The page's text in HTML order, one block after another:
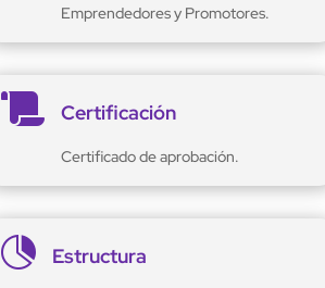
Emprendedores y Promotores.
 Certificación
Certificado de aprobación.
 Estructura